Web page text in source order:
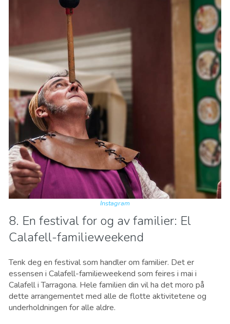
Instagram
8. En festival for og av familier: El
Calafell-familieweekend
Tenk deg en festival som handler om familier. Det er
essensen i Calafell-familieweekend som feires i mai i
Calafell i Tarragona. Hele familien din vil ha det moro på
dette arrangementet med alle de flotte aktivitetene og
underholdningen for alle aldre.